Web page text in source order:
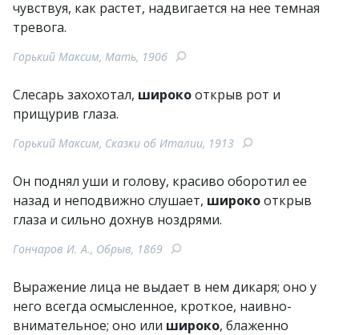
чувствуя, как растет, надвигается на нее темная
тревога.
Горький Максим, Мать, 1906
Слесарь захохотал, широкооткрыв рот и
прищурив глаза.
Горький Максим, Сказки об Италии, 1913
Он поднял уши и голову, красиво оборотил ее
назад и неподвижно слушает, широкооткрыв
глаза и сильно дохнув ноздрями.
Гончаров И. А., Обрыв, 1869
Выражение лица не выдает в нем дикаря; оно у
него всегда осмысленное, кроткое, наивно-
внимательное; оно или широко, блаженно